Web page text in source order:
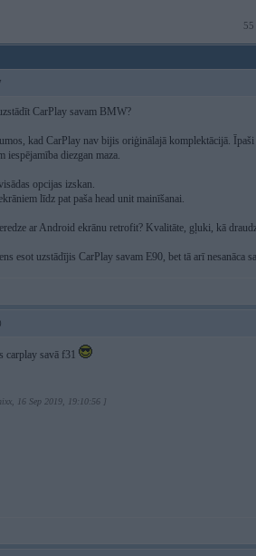
CarPlay savam BMW?
kad CarPlay nav bijis oriģinālajā komplektācijā.
iespējamība diezgan maza.
opcijas izskan.
līdz pat paša head unit mainīšanai.
ar Android ekrānu retrofit? Kvalitāte, gļuki, kā
esot uzstādījis CarPlay savam E90, bet tā arī nesanāca
carplay savā f31
16 Sep 2019, 19:10:56 ]